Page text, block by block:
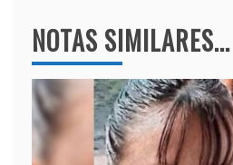
NOTAS SIMILARES...